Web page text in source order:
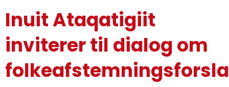
Inuit Ataqatigiit
inviterer til dialog om